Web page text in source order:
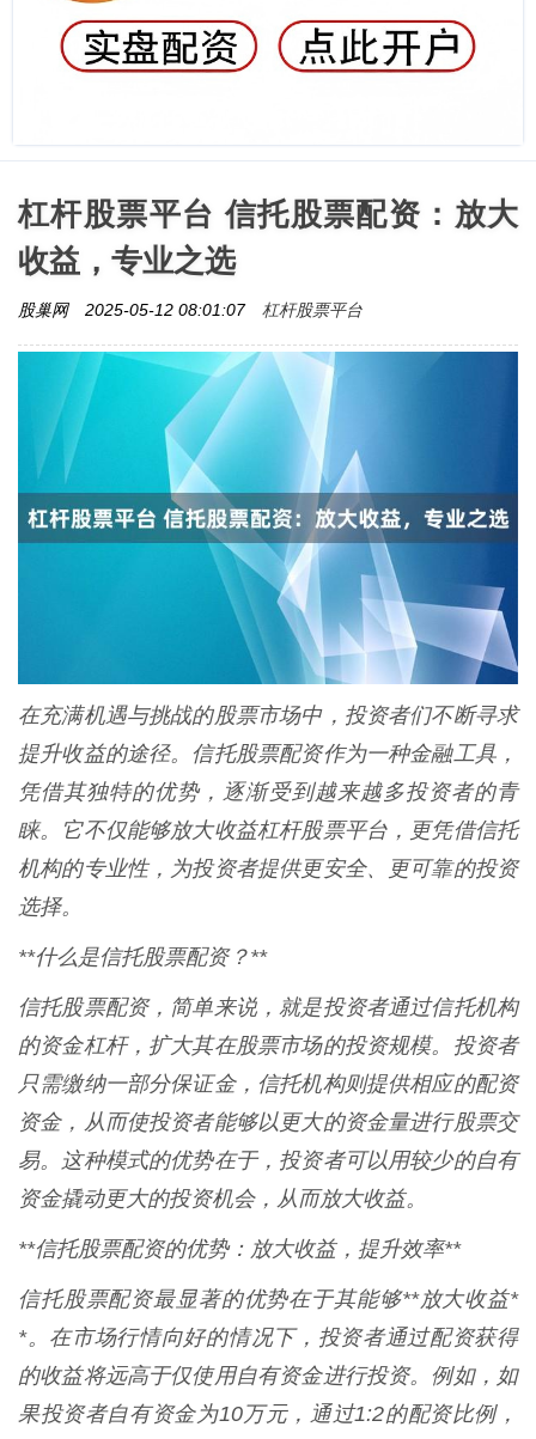
杠杆股票平台 信托股票配资：放大
收益，专业之选
股巢网 2025-05-12 08:01:07 杠杆股票平台
在充满机遇与挑战的股票市场中，投资者们不断寻求
提升收益的途径。信托股票配资作为一种金融工具，
凭借其独特的优势，逐渐受到越来越多投资者的青
睐。它不仅能够放大收益杠杆股票平台，更凭借信托
机构的专业性，为投资者提供更安全、更可靠的投资
选择。
**什么是信托股票配资？**
信托股票配资，简单来说，就是投资者通过信托机构
的资金杠杆，扩大其在股票市场的投资规模。投资者
只需缴纳一部分保证金，信托机构则提供相应的配资
资金，从而使投资者能够以更大的资金量进行股票交
易。这种模式的优势在于，投资者可以用较少的自有
资金撬动更大的投资机会，从而放大收益。
**信托股票配资的优势：放大收益，提升效率**
信托股票配资最显著的优势在于其能够**放大收益*
*。在市场行情向好的情况下，投资者通过配资获得
的收益将远高于仅使用自有资金进行投资。例如，如
果投资者自有资金为10万元，通过1:2的配资比例，